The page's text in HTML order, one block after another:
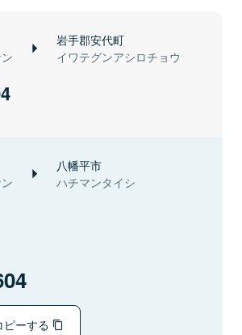
岩手郡安代町
イワテグンアシロチョウ
八幡平市
ハチマンタイシ
ピーする